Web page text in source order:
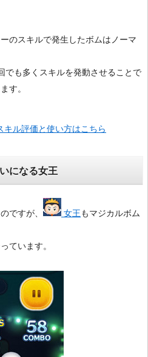
のスキルで発生したボムはノーマ
でも多くスキルを発動させることで
す。
キル評価と使い方はこちら
になる女王
ですが、 女王もマジカルボム
ています。